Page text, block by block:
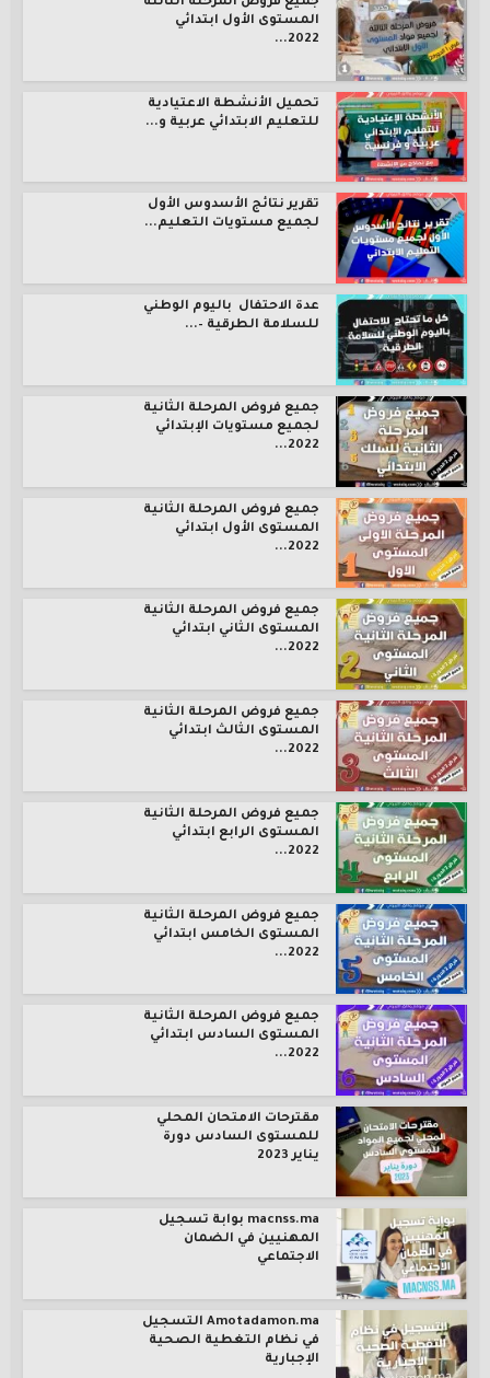
المستوى الأول ابتدائي
2022...
تحميل الأنشطة الاعتيادية
للتعليم الابتدائي عربية و...
تقرير نتائج الأسدوس الأول
لجميع مستويات التعليم...
عدة الاحتفال باليوم الوطني
للسلامة الطرقية –...
جميع فروض المرحلة الثانية
لجميع مستويات الإبتدائي
2022...
جميع فروض المرحلة الثانية
المستوى الأول ابتدائي
2022...
جميع فروض المرحلة الثانية
المستوى الثاني ابتدائي
2022...
جميع فروض المرحلة الثانية
المستوى الثالث ابتدائي
2022...
جميع فروض المرحلة الثانية
المستوى الرابع ابتدائي
2022...
جميع فروض المرحلة الثانية
المستوى الخامس ابتدائي
2022...
جميع فروض المرحلة الثانية
المستوى السادس ابتدائي
2022...
مقترحات الامتحان المحلي
للمستوى السادس دورة
يناير 2023
macnss.ma بوابة تسجيل
المهنيين في الضمان
الاجتماعي
Amotadamon.ma التسجيل
في نظام التغطية الصحية
الإجبارية